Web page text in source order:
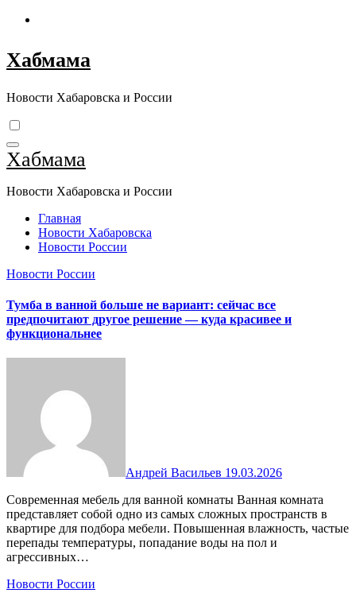
Перейти
Хабмама
Новости Хабаровска и России
Хабмама
Новости Хабаровска и России
Главная
Новости Хабаровска
Новости России
Новости России
Тумба в ванной больше не вариант: сейчас все
предпочитают другое решение — куда красивее и
функциональнее
Андрей Васильев 19.03.2026
Современная мебель для ванной комнаты Ванная комната
представляет собой одно из самых сложных пространств в
квартире для подбора мебели. Повышенная влажность, частые
перепады температуры, попадание воды на пол и
агрессивных…
Новости России